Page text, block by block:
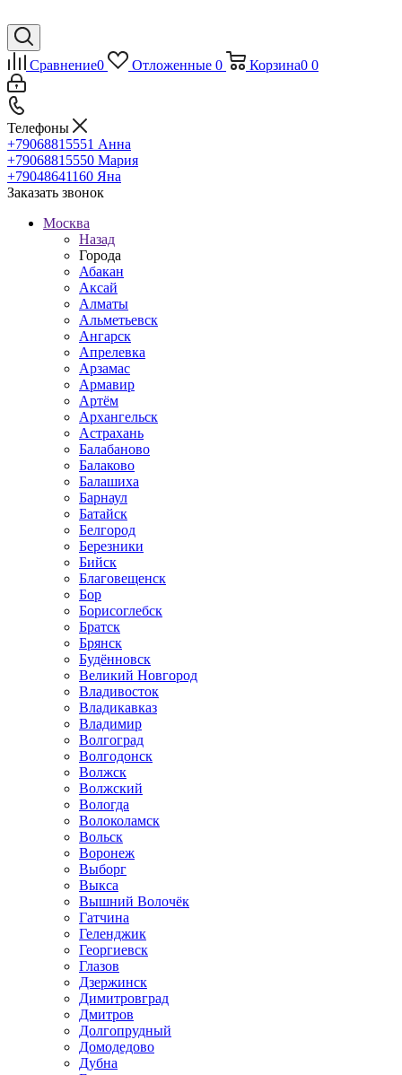
Сравнение0 Отложенные 0 Корзина0 0
Телефоны
+79068815551 Анна
+79068815550 Мария
+79048641160 Яна
Заказать звонок
Москва
Назад
Города
Абакан
Аксай
Алматы
Альметьевск
Ангарск
Апрелевка
Арзамас
Армавир
Артём
Архангельск
Астрахань
Балабаново
Балаково
Балашиха
Барнаул
Батайск
Белгород
Березники
Бийск
Благовещенск
Бор
Борисоглебск
Братск
Брянск
Будённовск
Великий Новгород
Владивосток
Владикавказ
Владимир
Волгоград
Волгодонск
Волжск
Волжский
Вологда
Волоколамск
Вольск
Воронеж
Выборг
Выкса
Вышний Волочёк
Гатчина
Геленджик
Георгиевск
Глазов
Дзержинск
Димитровград
Дмитров
Долгопрудный
Домодедово
Дубна